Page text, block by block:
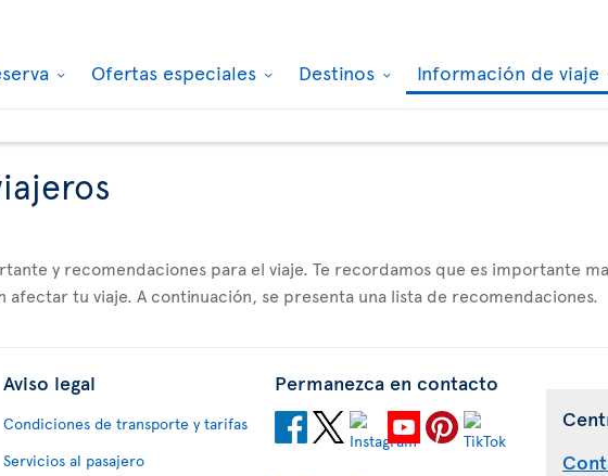
Ofertas especiales Destinos Información de viaje
y recomendaciones para el viaje. Te recordamos que es importante
afectar tu viaje. A continuación, se presenta una lista de recomendaciones.
Aviso legal
Condiciones de transporte y tarifas
Servicios al pasajero
Permanezca en contacto